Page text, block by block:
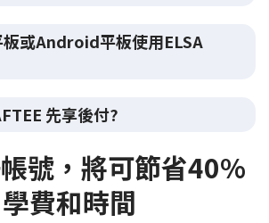
板或Android平板使用ELSA
先享後付?
號，將可節省40%
學費和時間